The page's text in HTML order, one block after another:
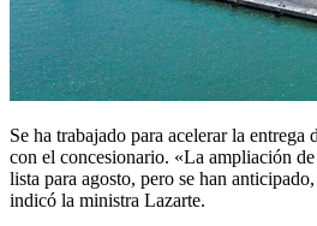
Se ha trabajado para acelerar la entrega
con el concesionario. «La ampliación
lista para agosto, pero se han
indicó la ministra Lazarte.